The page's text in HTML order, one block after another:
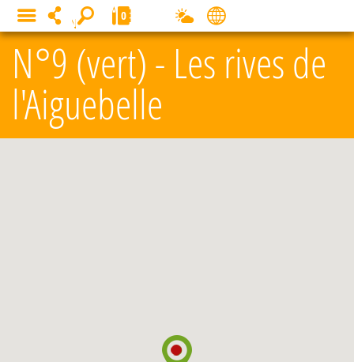
N°9 (vert) - Les rives de
l'Aiguebelle
MENU 0
Panneau de gestion des cookies